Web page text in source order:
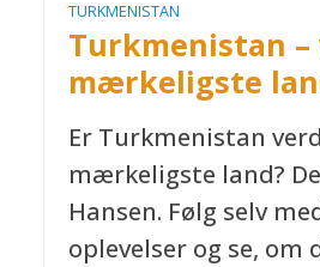
TURKMENISTAN
Turkmenistan –
mærkeligste
Er Turkmenistan
mærkeligste land?
Hansen. Følg selv
oplevelser og se, om